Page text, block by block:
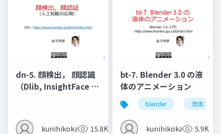
dn-5. 顔検出， 顔認識
（Dlib, InsightFace を
kunihikokaneko15.8K
bt-7. Blender 3.0 の液
体のアニメーション
blender 流体アニ
kunihikokaneko5.9K